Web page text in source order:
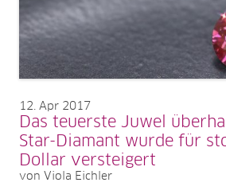
12 Apr 2017
Das teuerste Juwel
Star-Diamant wurde für
Dollar versteigert
von Viola Eichler